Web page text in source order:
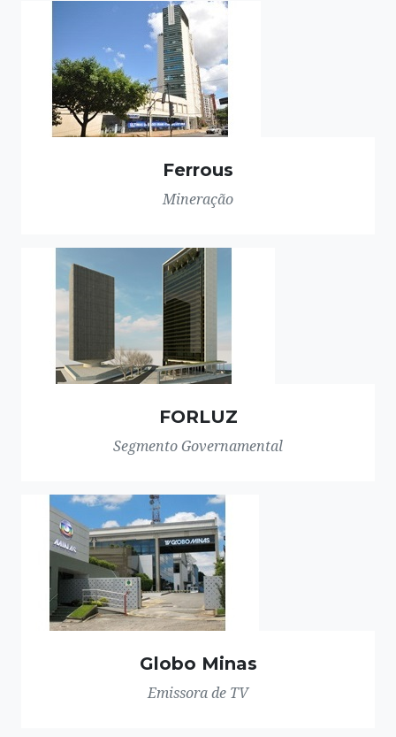
Ferrous
Mineração
FORLUZ
Segmento Governamental
Globo Minas
Emissora de TV